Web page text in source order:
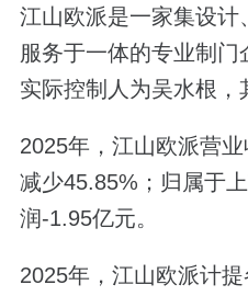
江山欧派是一家集设计
服务于一体的专业制门
实际控制人为吴水根，
2025年，江山欧派营
减少45.85%；归属于
润-1.95亿元。
2025年，江山欧派计